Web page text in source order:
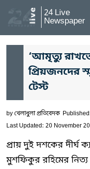
24 Live
Newspaper
‘আমৃত্যু
প্রিয়জনদের
টেস্ট
byখেলাধুলা প্রতিবেদক
Last Updated: 20 November
প্রায় দুই দশকের দীর্ঘ
মুশফিকুর রহিমের নিত্য